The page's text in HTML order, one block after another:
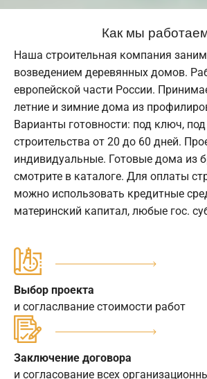
Как мы
Наша строительная компания
возведением деревянных домов.
европейской части России.
летние и зимние дома из
Варианты готовности: под ключ,
строительства от 20 до 60 дней.
индивидуальные. Готовые дома из
смотрите в каталоге. Для оплаты
можно использовать кредитные
материнский капитал, любые гос.
Выбор проекта
и согласлвание стоимости работ
Заключение договора
и согласование всех